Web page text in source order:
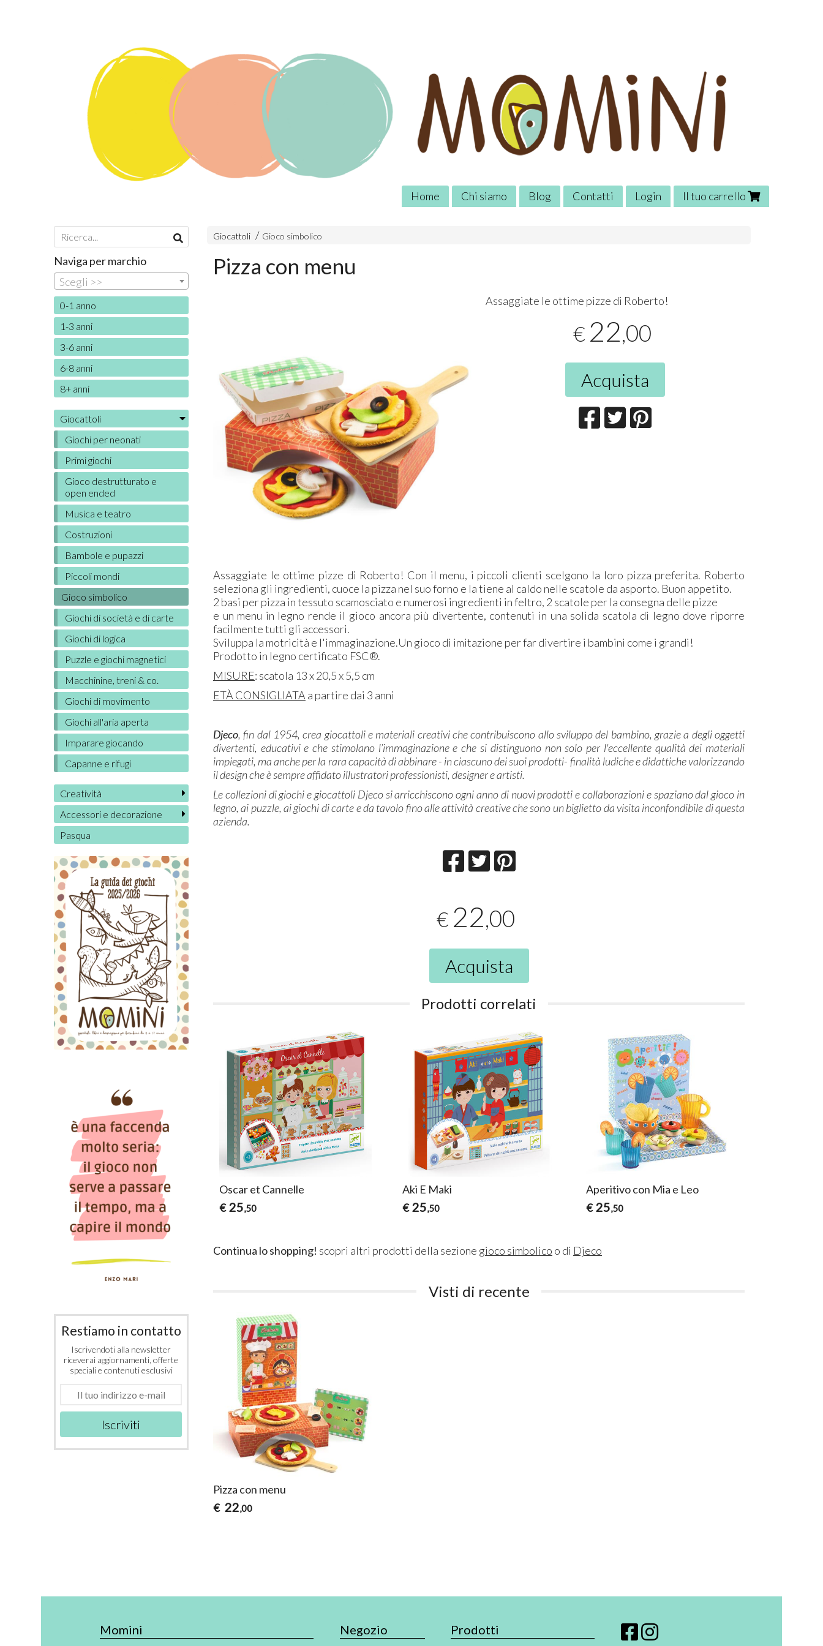
Home Chi siamo Blog Contatti Login Il tuo carrello
Giocattoli Gioco simbolico
Pizza con menu
Assaggiate le ottime pizze di Roberto!
€ 22,00
Acquista
Assaggiate le ottime pizze di Roberto! Con il menu, i piccoli clienti scelgono la loro pizza preferita. Roberto
seleziona gli ingredienti, cuoce la pizza nel suo forno e la tiene al caldo nelle scatole da asporto. Buon appetito.
2 basi per pizza in tessuto scamosciato e numerosi ingredienti in feltro, 2 scatole per la consegna delle pizze
e un menu in legno rende il gioco ancora più divertente, contenuti in una solida scatola di legno dove riporre
facilmente tutti gli accessori.
Sviluppa la motricità e l'immaginazione.Un gioco di imitazione per far divertire i bambini come i grandi!
Prodotto in legno certificato FSC®.
MISURE: scatola 13 x 20,5 x 5,5 cm
ETÀ CONSIGLIATA a partire dai 3 anni
Djeco, fin dal 1954, crea giocattoli e materiali creativi che contribuiscono allo sviluppo del bambino, grazie a degli oggetti
divertenti, educativi e che stimolano l’immaginazione e che si distinguono non solo per l'eccellente qualità dei materiali
impiegati, ma anche per la rara capacità di abbinare - in ciascuno dei suoi prodotti- finalità ludiche e didattiche valorizzando
il design che è sempre affidato illustratori professionisti, designer e artisti.
Le collezioni di giochi e giocattoli Djeco si arricchiscono ogni anno di nuovi prodotti e collaborazioni e spaziano dal gioco in
legno, ai puzzle, ai giochi di carte e da tavolo fino alle attività creative che sono un biglietto da visita inconfondibile di questa
azienda.
€ 22,00
Acquista
Prodotti correlati
Oscar et Cannelle
€ 25,50
Aki E Maki
€ 25,50
Aperitivo con Mia e Leo
€ 25,50
Continua lo shopping! scopri altri prodotti della sezione gioco simbolico o di Djeco
Visti di recente
Pizza con menu
€ 22,00
Naviga per marchio
Scegli >>
0-1 anno
1-3 anni
3-6 anni
6-8 anni
8+ anni
Giocattoli
Giochi per neonati
Primi giochi
Gioco destrutturato e
open ended
Musica e teatro
Costruzioni
Bambole e pupazzi
Piccoli mondi
Gioco simbolico
Giochi di società e di carte
Giochi di logica
Puzzle e giochi magnetici
Macchinine, treni & co.
Giochi di movimento
Giochi all'aria aperta
Imparare giocando
Capanne e rifugi
Creatività
Accessori e decorazione
Pasqua
Restiamo in contatto
Iscrivendoti alla newsletter
riceverai aggiornamenti, offerte
speciali e contenuti esclusivi
Iscriviti
Momini Negozio Prodotti